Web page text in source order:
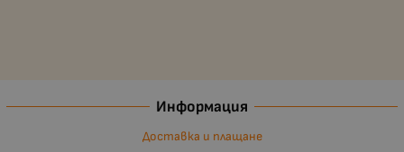
Информация
Доставка и плащане